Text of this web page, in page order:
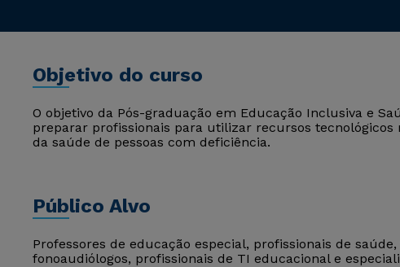
Objetivo do curso
O objetivo da Pós-graduação em Educação Inclusiva e
preparar profissionais para utilizar recursos
da saúde de pessoas com deficiência.
Público Alvo
Professores de educação especial, profissionais de
fonoaudiólogos, profissionais de TI educacional e